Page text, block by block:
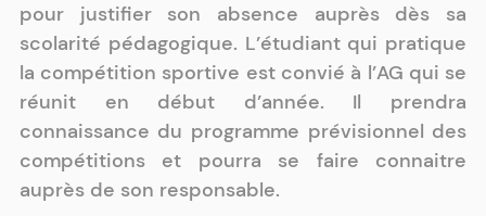
pour justifier son absence auprès dès sa
scolarité pédagogique. L’étudiant qui pratique
la compétition sportive est convié à l’AG qui se
réunit en début d’année. Il prendra
connaissance du programme prévisionnel des
compétitions et pourra se faire connaitre
auprès de son responsable.